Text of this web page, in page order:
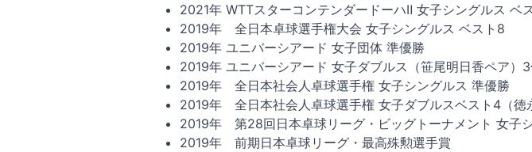
2021年 WTTスターコンテンダードーハⅡ 女子シングルス ベ
2019年 全日本卓球選手権大会 女子シングルス ベスト8
2019年 ユニバーシアード 女子団体 準優勝
2019年 ユニバーシアード 女子ダブルス（笹尾明日香ペア）
2019年 全日本社会人卓球選手権 女子シングルス 準優勝
2019年 全日本社会人卓球選手権 女子ダブルスベスト4（徳
2019年 第28回日本卓球リーグ・ビッグトーナメント 女子
2019年 前期日本卓球リーグ・最高殊勲選手賞